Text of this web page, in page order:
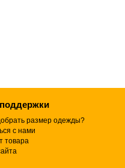
размер одежды?
с нами
товара